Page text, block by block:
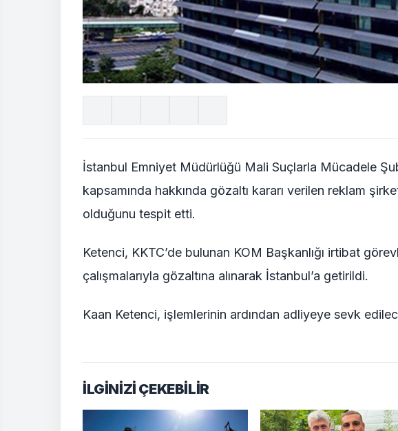
İstanbul Emniyet Müdürlüğü Mali Suçlarla Mücadele
kapsamında hakkında gözaltı kararı verilen reklam
olduğunu tespit etti.
Ketenci, KKTC’de bulunan KOM Başkanlığı irtibat
çalışmalarıyla gözaltına alınarak İstanbul’a getirildi.
Kaan Ketenci, işlemlerinin ardından adliyeye sevk
İLGİNİZİ ÇEKEBİLİR